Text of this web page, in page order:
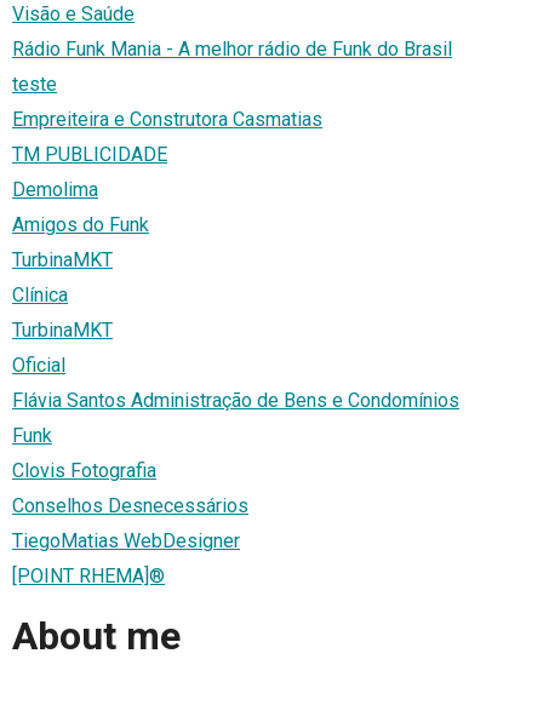
Visão e Saúde
Rádio Funk Mania - A melhor rádio de Funk do Brasil
teste
Empreiteira e Construtora Casmatias
TM PUBLICIDADE
Demolima
Amigos do Funk
TurbinaMKT
Clínica
TurbinaMKT
Oficial
Flávia Santos Administração de Bens e Condomínios
Funk
Clovis Fotografia
Conselhos Desnecessários
TiegoMatias WebDesigner
[POINT RHEMA]®
About me